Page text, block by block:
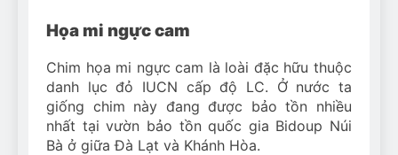
Họa mi ngực cam
Chim họa mi ngực cam là loài đặc hữu thuộc
danh lục đỏ IUCN cấp độ LC. Ở nước ta
giống chim này đang được bảo tồn nhiều
nhất tại vườn bảo tồn quốc gia Bidoup Núi
Bà ở giữa Đà Lạt và Khánh Hòa.